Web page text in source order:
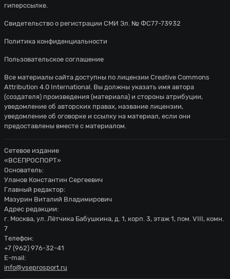
гиперссылке.
Свидетельство о регистрации СМИ Эл. № ФС77-73932
Политика конфиденциальности
Пользовательское соглашение
Все материалы сайта доступны по лицензии Creative Commons
Attribution 4.0 International. Вы должны указать имя автора
(создателя) произведения (материала) и стороны атрибуции,
уведомление об авторских правах, название лицензии,
уведомление об оговорке и ссылку на материал, если они
предоставлены вместе с материалом.
Сетевое издание
«ВСЕПРОСПОРТ»
Основатель:
Уланов Константин Сергеевич
Главный редактор:
Мазурин Виталий Владимирович
Адрес редакции:
г. Москва, ул. Лётчика Бабушкина, д. 1, корп. 3, этаж 1, пом. VIII, комн.
7
Телефон:
+7 (962) 976-32-41
E-mail:
info@vseprosport.ru